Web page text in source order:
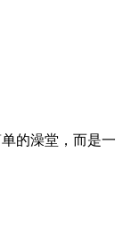
的澡堂，而是一